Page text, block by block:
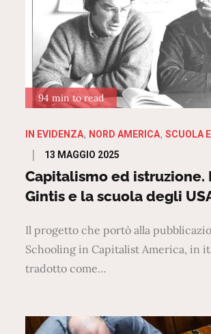
94 min to read
IN EVIDENZA NORD AMERICA SCUOLA
Posted
on
13 MAGGIO 2025
Capitalismo ed istruzione.
Gintis e la scuola degli
Il progetto che portò alla
Schooling in Capitalist America, in
tradotto come…